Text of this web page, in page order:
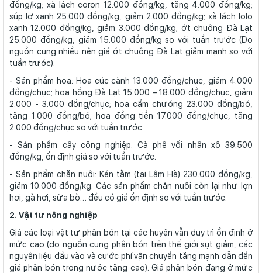
đồng/kg; xà lách coron 12.000 đồng/kg, tăng 4.000 đồng/kg;
súp lơ xanh 25.000 đồng/kg, giảm 2.000 đồng/kg; xà lách lolo
xanh 12.000 đồng/kg, giảm 3.000 đồng/kg; ớt chuông Đà Lạt
25.000 đồng/kg, giảm 15.000 đồng/kg so với tuần trước (Do
nguồn cung nhiều nên giá ớt chuông Đà Lạt giảm mạnh so với
tuần trước).
- Sản phẩm hoa: Hoa cúc cành 13.000 đồng/chục, giảm 4.000
đồng/chục; hoa hồng Đà Lạt 15.000 – 18.000 đồng/chục, giảm
2.000 - 3.000 đồng/chục; hoa cẩm chướng 23.000 đồng/bó,
tăng 1.000 đồng/bó; hoa đồng tiền 17.000 đồng/chục, tăng
2.000 đồng/chục so với tuần trước.
- Sản phẩm cây công nghiệp: Cà phê vối nhân xô 39.500
đồng/kg, ổn định giá so với tuần trước.
- Sản phẩm chăn nuôi: Kén tằm (tại Lâm Hà) 230.000 đồng/kg,
giảm 10.000 đồng/kg. Các sản phẩm chăn nuôi còn lại như lợn
hơi, gà hơi, sữa bò… đều có giá ổn định so với tuần trước.
2. Vật tư nông nghiệp
Giá các loại vật tư phân bón tại các huyện vẫn duy trì ổn định ở
mức cao (do nguồn cung phân bón trên thế giới sụt giảm, các
nguyên liệu đầu vào và cước phí vận chuyển tăng mạnh dẫn đến
giá phân bón trong nước tăng cao). Giá phân bón đang ở mức